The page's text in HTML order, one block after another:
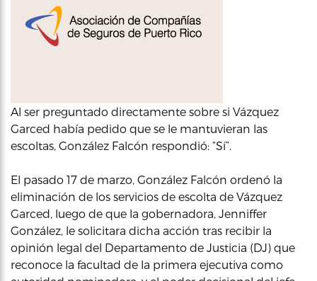
Al ser preguntado directamente sobre si Vázquez
Garced había pedido que se le mantuvieran las
escoltas, González Falcón respondió: “Sí”.
El pasado 17 de marzo, González Falcón ordenó la
eliminación de los servicios de escolta de Vázquez
Garced, luego de que la gobernadora, Jenniffer
González, le solicitara dicha acción tras recibir la
opinión legal del Departamento de Justicia (DJ) que
reconoce la facultad de la primera ejecutiva como